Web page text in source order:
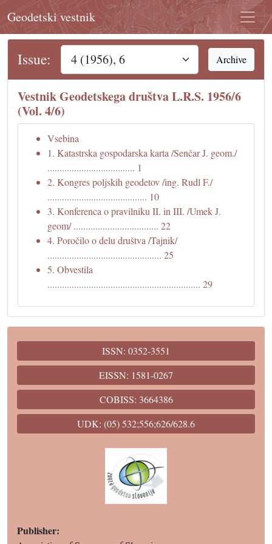
Geodetski vestnik
Issue: Archive
Vestnik Geodetskega društva L.R.S. 1956/6
(Vol. 4/6)
Vsebina
1. Katastrska gospodarska karta /Senčar J. geom./
.................................... 1
2. Kongres poljskih geodetov /ing. Rudl F./
......................................... 10
3. Konferenca o pravilniku II. in III. /Umek J.
geom/ ................................... 22
4. Poročilo o delu društva /Tajnik/
............................................... 25
5. Obvestila
............................................................... 29
ISSN: 0352-3551
EISSN: 1581-0267
COBISS: 3664386
UDK: (05) 532;556;626/628.6
Publisher: